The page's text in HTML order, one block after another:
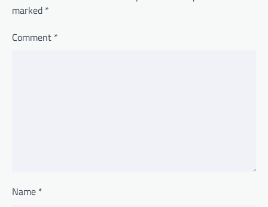
marked *
Comment *
Name *